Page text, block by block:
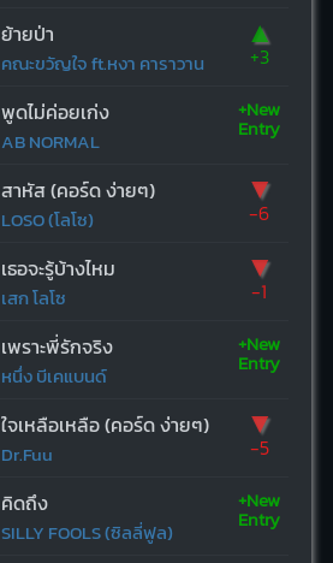
ย้ายป่า
คณะขวัญใจ ft.หงา คาราวาน
▲
+3
พูดไม่ค่อยเก่ง
AB NORMAL
+New
Entry
สาหัส (คอร์ด ง่ายๆ)
LOSO (โลโซ)
▼
-6
เธอจะรู้บ้างไหม
เสก โลโซ
▼
-1
เพราะพี่รักจริง
หนึ่ง บีเคแบนด์
+New
Entry
ใจเหลือเหลือ (คอร์ด ง่ายๆ)
Dr.Fuu
▼
-5
คิดถึง
SILLY FOOLS (ซิลลี่ฟูล)
+New
Entry